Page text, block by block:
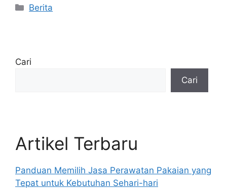
Kategori
Berita
Cari
Cari
Artikel Terbaru
Panduan Memilih Jasa Perawatan Pakaian yang
Tepat untuk Kebutuhan Sehari-hari